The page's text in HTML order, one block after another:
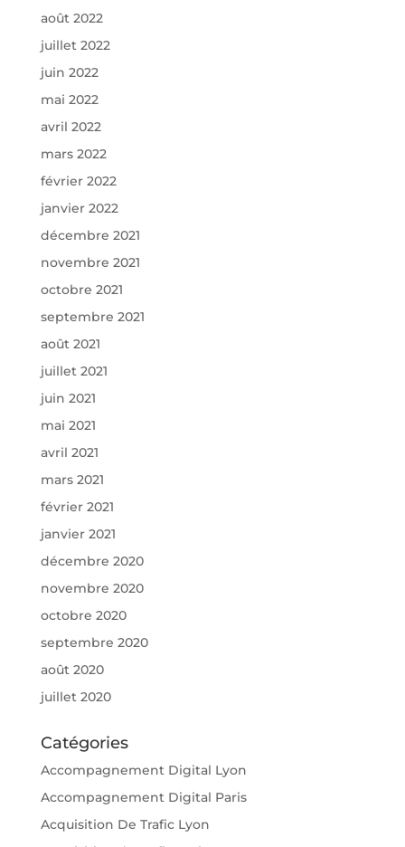
août 2022
juillet 2022
juin 2022
mai 2022
avril 2022
mars 2022
février 2022
janvier 2022
décembre 2021
novembre 2021
octobre 2021
septembre 2021
août 2021
juillet 2021
juin 2021
mai 2021
avril 2021
mars 2021
février 2021
janvier 2021
décembre 2020
novembre 2020
octobre 2020
septembre 2020
août 2020
juillet 2020
Catégories
Accompagnement Digital Lyon
Accompagnement Digital Paris
Acquisition De Trafic Lyon